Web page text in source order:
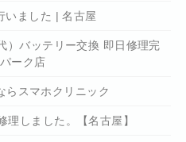
いました | 名古屋
）バッテリー交換 即日修理完
ーク店
らスマホクリニック
しました。【名古屋】